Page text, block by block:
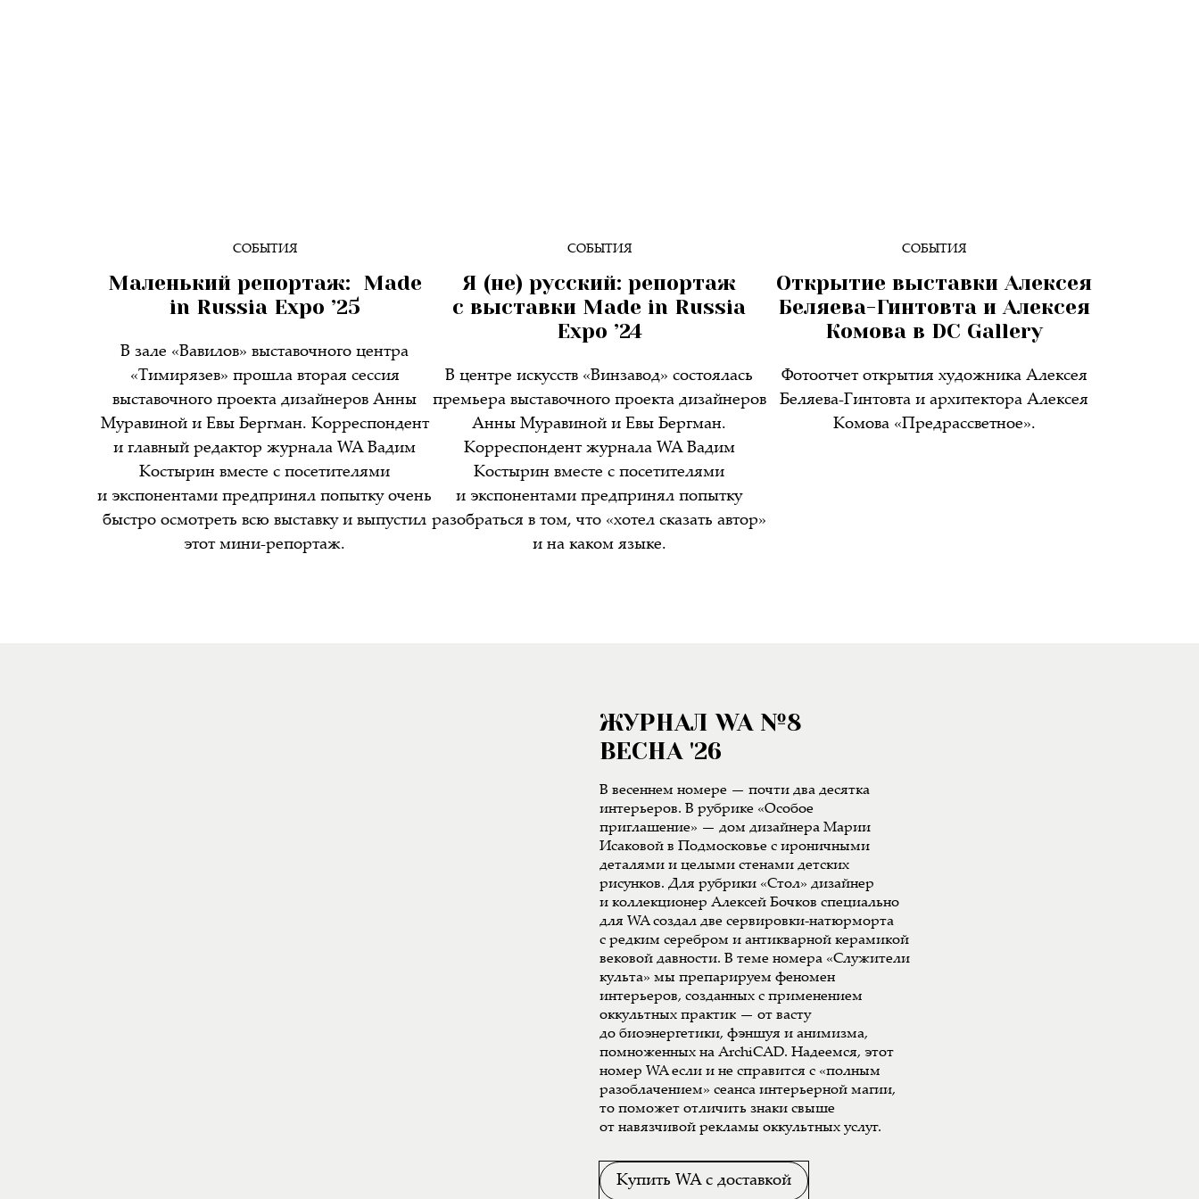
СОБЫТИЯ
Маленький репортаж: Made
in Russia Expo ’25
В зале «Вавилов» выставочного центра
«Тимирязев» прошла вторая сессия
выставочного проекта дизайнеров Анны
Муравиной и Евы Бергман. Корреспондент
и главный редактор журнала WA Вадим
Костырин вместе с посетителями
и экспонентами предпринял попытку очень
быстро осмотреть всю выставку и выпустил
этот мини-репортаж.
СОБЫТИЯ
Я (не) русский: репортаж
с выставки Made in Russia
Expo ’24
В центре искусств «Винзавод» состоялась
премьера выставочного проекта дизайнеров
Анны Муравиной и Евы Бергман.
Корреспондент журнала WA Вадим
Костырин вместе с посетителями
и экспонентами предпринял попытку
разобраться в том, что «хотел сказать автор»
и на каком языке.
СОБЫТИЯ
Открытие выставки Алексея
Беляева-Гинтовта и Алексея
Комова в DC Gallery
Фотоотчет открытия художника Алексея
Беляева-Гинтовта и архитектора Алексея
Комова «Предрассветное».
ЖУРНАЛ WA №8
ВЕСНА '26
В весеннем номере — почти два десятка
интерьеров. В рубрике «Особое
приглашение» — дом дизайнера Марии
Исаковой в Подмосковье с ироничными
деталями и целыми стенами детских
рисунков. Для рубрики «Стол» дизайнер
и коллекционер Алексей Бочков специально
для WA создал две сервировки-натюрморта
с редким серебром и антикварной керамикой
вековой давности. В теме номера «Служители
культа» мы препарируем феномен
интерьеров, созданных с применением
оккультных практик — от васту
до биоэнергетики, фэншуя и анимизма,
помноженных на ArchiCAD. Надеемся, этот
номер WA если и не справится с «полным
разоблачением» сеанса интерьерной магии,
то поможет отличить знаки свыше
от навязчивой рекламы оккультных услуг.
Купить WA с доставкой